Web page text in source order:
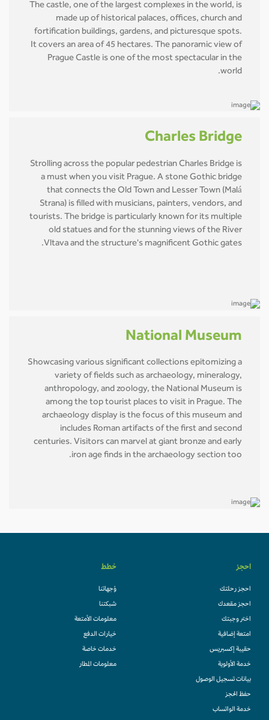
The castle, one of the largest complexes in the world, is
made up of historical palaces, offices, church and
fortification buildings, gardens, and picturesque spots.
It covers an area of 45 hectares. The panoramic view of
Prague Castle is one of the most spectacular in the
world.
Charles Bridge
Strolling across the popular pedestrian Charles Bridge is
a must when you visit Prague. A stone Gothic bridge
that connects the Old Town and Lesser Town (Malá
Strana) is filled with musicians, painters, vendors, and
tourists. The bridge is particularly known for its multiple
old statues and for the stunning views of the River
Vltava and the structure's magnificent Gothic gates.
National Museum
Showcasing various significant collections epitomizing a
variety of fields such as archaeology, mineralogy,
anthropology, and zoology, the National Museum is
among the top tourist places to visit in Prague. The
archaeology display is the focus of this museum and
includes Roman artifacts of the first and second
centuries. Visitors can marvel at giant bronze and early
iron age finds in the archaeology section too.
احجز
احجز رحلتك
احجز مقعدك
اختر وجبتك
امتعة إضافية
حقيبة إكسبريس
خدمة الأولوية
بيانات تسجيل الوصول
حفظ الحجز
خدمة الواتساب
خطط
وُجهاتنا
شبكتنا
معلومات الأمتعة
خيارات الدفع
خدمات خاصة
معلومات المطار